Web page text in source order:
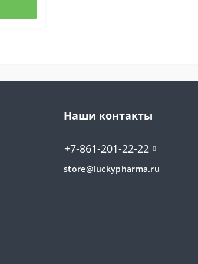
Наши контакты
+7-861-201-22-22
store@luckypharma.ru